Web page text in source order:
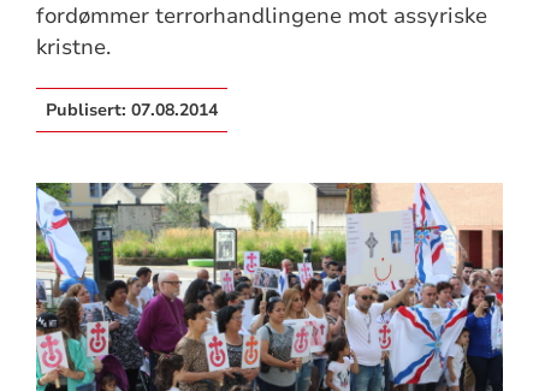
fordømmer terrorhandlingene mot assyriske
kristne.
Publisert: 07.08.2014